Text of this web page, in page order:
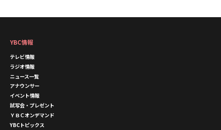
YBC情報
テレビ情報
ラジオ情報
ニュース一覧
アナウンサー
イベント情報
試写会・プレゼント
ＹＢＣオンデマンド
YBCトピックス